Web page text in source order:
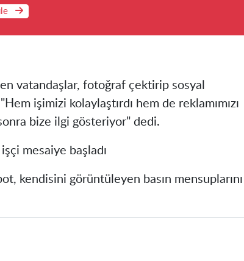
vatandaşlar, fotoğraf çektirip sosyal
işimizi kolaylaştırdı hem de reklamımızı
bize ilgi gösteriyor" dedi.
mesaiye başladı
kendisini görüntüleyen basın mensuplarını